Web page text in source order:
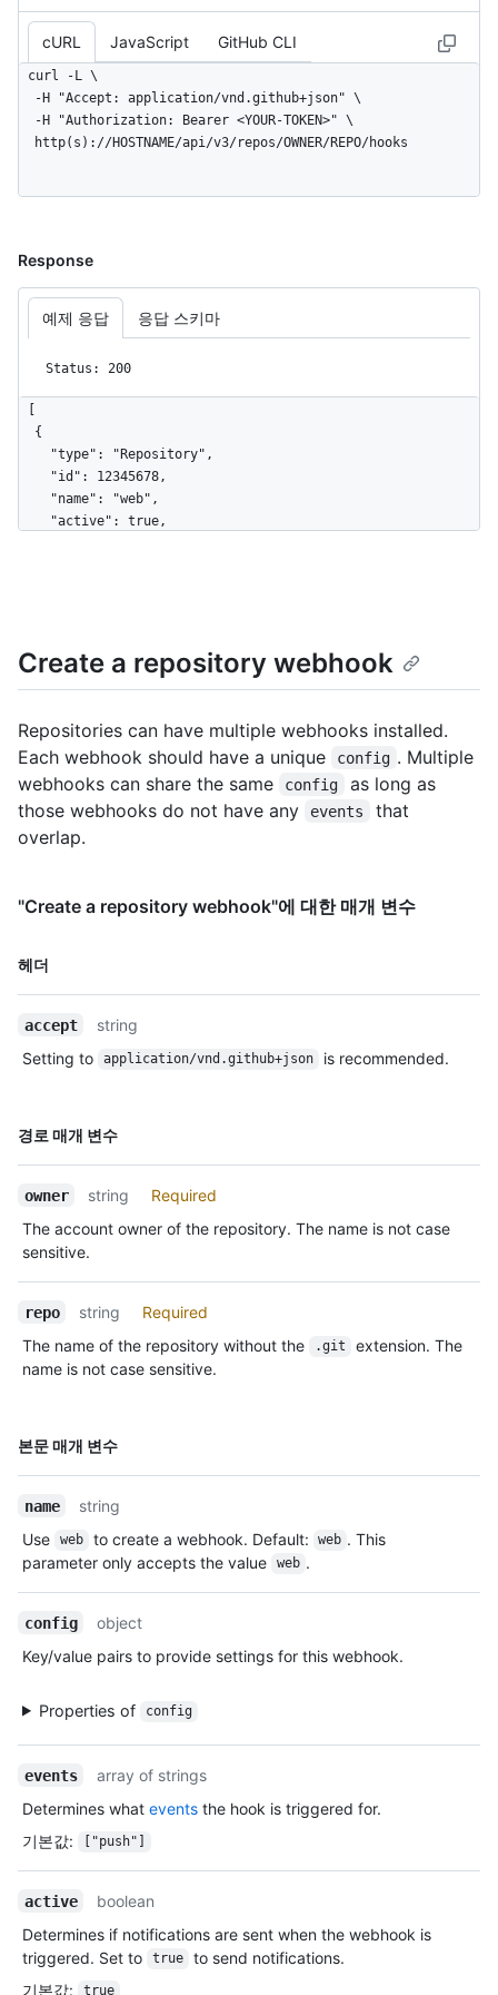
cURL JavaScript GitHub CLI
curl -L \
  http(s)://HOSTNAME/api/v3/repos/OWNER/REPO/hooks
Response
예제 응답 응답 스키마
Status: 200
      "content_type": "json",
      "insecure_ssl": "0",
    },
    "updated_at": "2019-06-03T00:57:16Z",
    "created_at": "2019-06-03T00:57:16Z",
    "url": "https://HOSTNAME/repos/octocat/Hello-
World/hooks/12345678",
    "test_url": "https://HOSTNAME/repos/octocat/Hello-
World/hooks/12345678/pings",
World/hooks/12345678/deliveries",
      "status": "unused",
      "message": null
Create a repository webhook
Repositories can have multiple webhooks installed.
Each webhook should have a unique
config . Multiple
webhooks can share the same
config
as long as
those webhooks do not have any
events
that
overlap.
"Create a repository webhook"에 대한 매개 변수
헤더
이름,
accept
string
Setting to
application/vnd.github+json is recommended.
경로 매개 변수
이름,
owner string
Required
The account owner of the repository. The name is not case
sensitive.
repo string
Required
The name of the repository without the
.git
extension. The
name is not case sensitive.
본문 매개 변수
이름,
name
string
Use
web to create a webhook. Default: web . This
parameter only accepts the value
web .
config
object
Key/value pairs to provide settings for this webhook.
Properties of config
events
array of strings
Determines what events the hook is triggered for.
기본값: ["push"]
active
boolean
Determines if notifications are sent when the webhook is
triggered. Set to
true
to send notifications.
기본값: true